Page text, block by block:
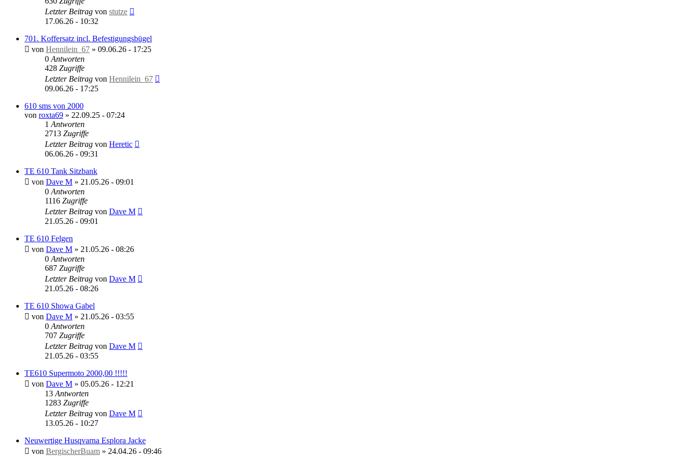
Letzter Beitrag von stutze
17.06.26 - 10:32
701. Koffersatz incl. Befestigungsbügel
von Hennilein_67 » 09.06.26 - 17:25
0 Antworten
428 Zugriffe
Letzter Beitrag von Hennilein_67
09.06.26 - 17:25
610 sms von 2000
von roxta69 » 22.09.25 - 07:24
1 Antworten
2713 Zugriffe
Letzter Beitrag von Heretic
06.06.26 - 09:31
TE 610 Tank Sitzbank
von Dave M » 21.05.26 - 09:01
0 Antworten
1116 Zugriffe
Letzter Beitrag von Dave M
21.05.26 - 09:01
TE 610 Felgen
von Dave M » 21.05.26 - 08:26
0 Antworten
687 Zugriffe
Letzter Beitrag von Dave M
21.05.26 - 08:26
TE 610 Showa Gabel
von Dave M » 21.05.26 - 03:55
0 Antworten
707 Zugriffe
Letzter Beitrag von Dave M
21.05.26 - 03:55
TE610 Supermoto 2000,00 !!!!!
von Dave M » 05.05.26 - 12:21
13 Antworten
1283 Zugriffe
Letzter Beitrag von Dave M
13.05.26 - 10:27
Neuwertige Husqvarna Esplora Jacke
von BergischerBuam » 24.04.26 - 09:46